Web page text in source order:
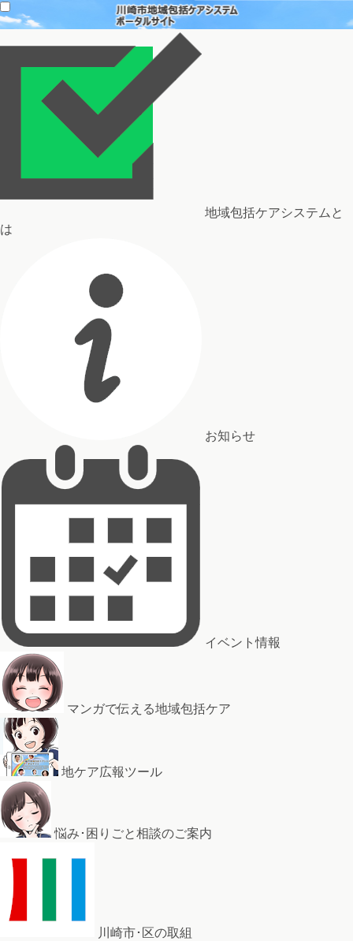
地域包括ケアシステムと
は
お知らせ
イベント情報
マンガで伝える地域包括ケア
地ケア広報ツール
悩み･困りごと相談のご案内
川崎市･区の取組